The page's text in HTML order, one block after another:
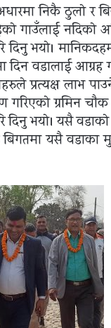
निकै ठुलाे र
गाउँलाई नदिकाे
दिनु भयाे।
दिन वडालाई
प्रत्यक्ष लाभ
गरिएकाे ग्रमिन
दिनु भयाे। यसै
बिगतमा यसै